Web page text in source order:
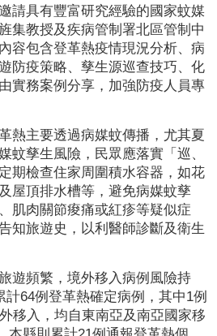
請具有豐富研究經驗的國家蚊媒
集教授及疾病管制署北區管制中
容包含登革熱疫情現況分析、病
防疫策略、孳生源巡查技巧、化
實務案例分享，加強防疫人員專
熱主要透過病媒蚊傳播，尤其夏
蚊孳生風險，民眾應落實「巡、
期檢查住家周圍積水容器，如花
屋頂排水槽等，避免病媒蚊孳
肌肉關節痠痛或紅疹等疑似症
知旅遊史，以利醫師診斷及衛生
遊頻繁，境外移入病例風險持
64例登革熱確定病例，其中1例
移入，均自東南亞及南亞國家移